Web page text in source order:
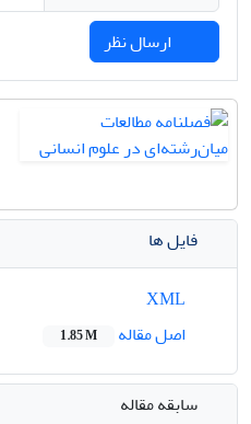
فایل ها
اصل مقاله
1.85 M
سابقه مقاله